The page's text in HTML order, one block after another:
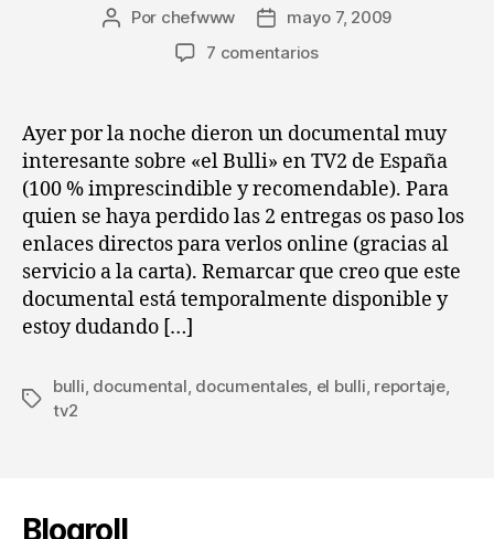
Autor
Por chefwww
Fechamayo 7, 2009
7 comentariosen
Documentales
de
"el
Bulli"
Ayer por la noche dieron un documental muy
interesante sobre «el Bulli» en TV2 de España
(100 % imprescindible y recomendable). Para
quien se haya perdido las 2 entregas os paso los
enlaces directos para verlos online (gracias al
servicio a la carta). Remarcar que creo que este
documental está temporalmente disponible y
estoy dudando […]
Etiquetas
bulli documental documentales el bulli reportaje,
tv2
Blogroll